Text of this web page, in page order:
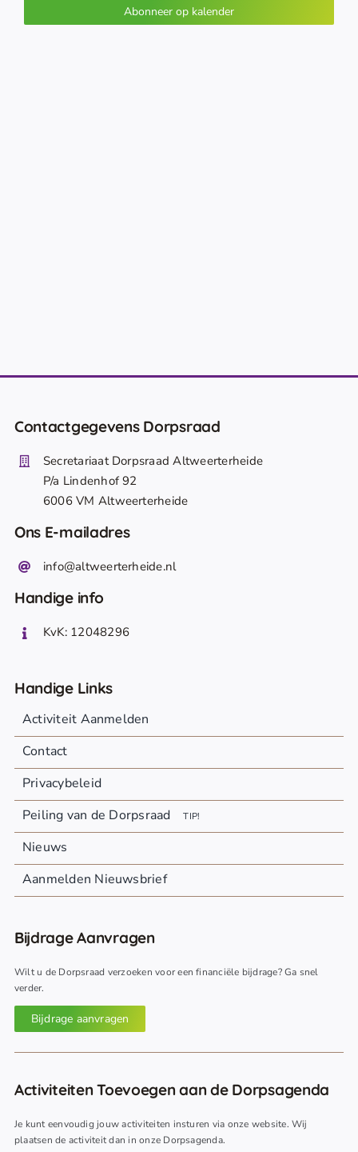
Abonneer op kalender
Contactgegevens Dorpsraad
Secretariaat Dorpsraad Altweerterheide
P/a Lindenhof 92
6006 VM Altweerterheide
Ons E-mailadres
info@altweerterheide.nl
Handige info
KvK: 12048296
Handige Links
Activiteit Aanmelden
Contact
Privacybeleid
Peiling van de Dorpsraad
TIP!
Nieuws
Aanmelden Nieuwsbrief
Bijdrage Aanvragen
Wilt u de Dorpsraad verzoeken voor een financiële bijdrage? Ga snel
verder.
Bijdrage aanvragen
Activiteiten Toevoegen aan de Dorpsagenda
Je kunt eenvoudig jouw activiteiten insturen via onze website. Wij
plaatsen de activiteit dan in onze Dorpsagenda.